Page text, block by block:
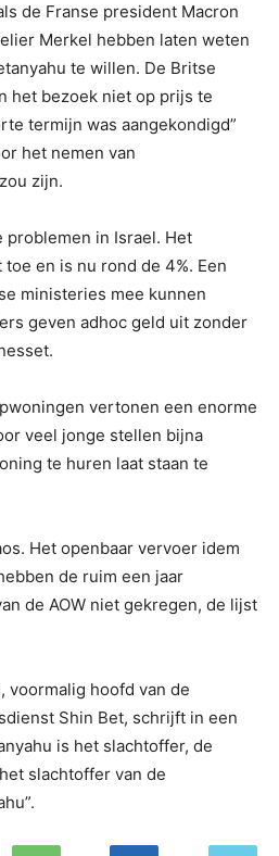
de Franse president Macron
Merkel hebben laten weten
te willen. De Britse
het bezoek niet op prijs te
termijn was aangekondigd”
het nemen van
zijn.
in Israel. Het
en is nu rond de 4%. Een
ministeries mee kunnen
geven adhoc geld uit zonder
vertonen een enorme
veel jonge stellen bijna
te huren laat staan te
Het openbaar vervoer idem
de ruim een jaar
de AOW niet gekregen, de lijst
voormalig hoofd van de
Shin Bet, schrijft in een
is het slachtoffer, de
slachtoffer van de